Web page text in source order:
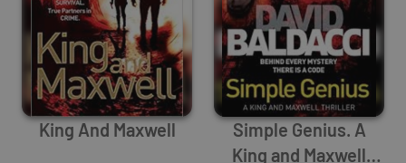
King And Maxwell
Simple Genius. A
King and Maxwell